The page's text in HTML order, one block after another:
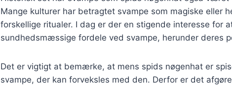
Mange kulturer har betragtet svampe som magiske eller
forskellige ritualer. I dag er der en stigende interesse for
sundhedsmæssige fordele ved svampe, herunder deres
Det er vigtigt at bemærke, at mens spids nøgenhat er
svampe, der kan forveksles med den. Derfor er det